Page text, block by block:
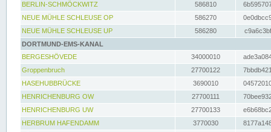
BERLIN-SCHMÖCKWITZ
586810
NEUE MÜHLE SCHLEUSE OP
586270
NEUE MÜHLE SCHLEUSE UP
586280
DORTMUND-EMS-KANAL
BERGESHÖVEDE
34000010
Groppenbruch
27700122
HASEHUBBRÜCKE
3690010
HENRICHENBURG OW
27700111
HENRICHENBURG UW
27700133
HERBRUM HAFENDAMM
3770030